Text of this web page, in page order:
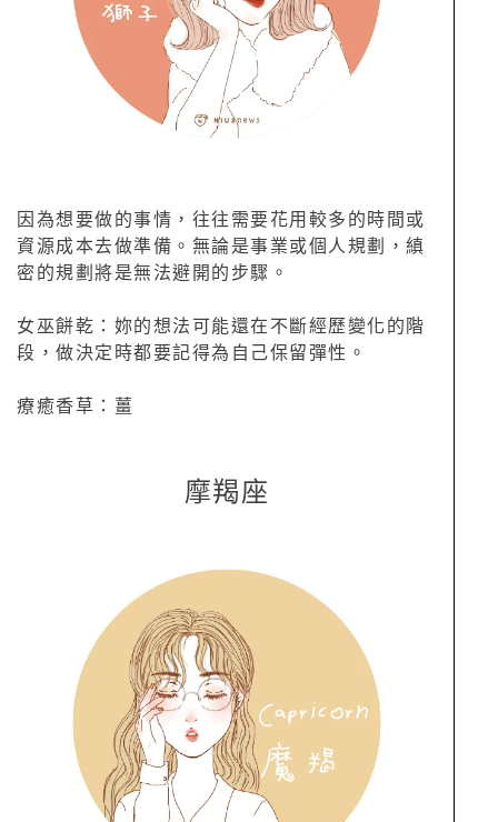
因為想要做的事情，往往需要花用較多的時間或
資源成本去做準備。無論是事業或個人規劃，縝
密的規劃將是無法避開的步驟。
女巫餅乾：妳的想法可能還在不斷經歷變化的階
段，做決定時都要記得為自己保留彈性。
療癒香草：薑
摩羯座